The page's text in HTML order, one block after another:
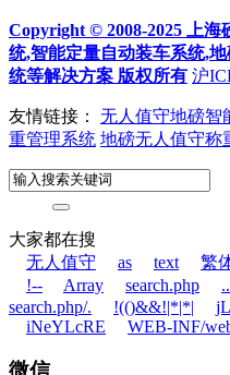
Copyright © 2008-2025 上
统,智能定量自动装车系统,
统等解决方案 版权所有 沪
友情链接： 无人值守地磅智
重管理系统 地磅无人值守称
大家都在搜
无人值守
as text 繁
!--
Array search.php
search.php/.
!(()&&!|*|*|
iNeYLcRE
WEB-INF/